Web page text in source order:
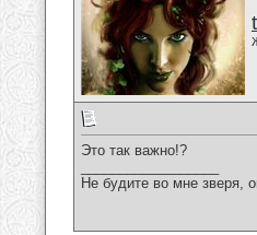
Это так важно!?
Не будите во мне зверя,